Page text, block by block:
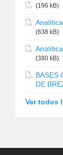
(196 kB)
(638 kB)
(380 kB)
BASES
DE
Ver todos